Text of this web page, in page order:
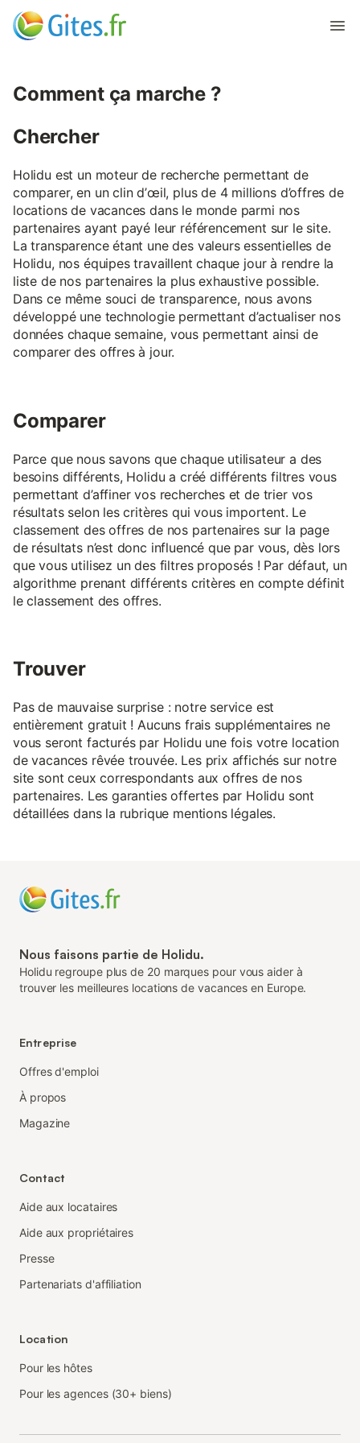
Comment ça marche ?
Chercher
Holidu est un moteur de recherche permettant de
comparer, en un clin d’œil, plus de 4 millions d’offres de
locations de vacances dans le monde parmi nos
partenaires ayant payé leur référencement sur le site.
La transparence étant une des valeurs essentielles de
Holidu, nos équipes travaillent chaque jour à rendre la
liste de nos partenaires la plus exhaustive possible.
Dans ce même souci de transparence, nous avons
développé une technologie permettant d’actualiser nos
données chaque semaine, vous permettant ainsi de
comparer des offres à jour.
Comparer
Parce que nous savons que chaque utilisateur a des
besoins différents, Holidu a créé différents filtres vous
permettant d’affiner vos recherches et de trier vos
résultats selon les critères qui vous importent. Le
classement des offres de nos partenaires sur la page
de résultats n’est donc influencé que par vous, dès lors
que vous utilisez un des filtres proposés ! Par défaut, un
algorithme prenant différents critères en compte définit
le classement des offres.
Trouver
Pas de mauvaise surprise : notre service est
entièrement gratuit ! Aucuns frais supplémentaires ne
vous seront facturés par Holidu une fois votre location
de vacances rêvée trouvée. Les prix affichés sur notre
site sont ceux correspondants aux offres de nos
partenaires. Les garanties offertes par Holidu sont
détaillées dans la rubrique mentions légales.
Nous faisons partie de Holidu.
Holidu regroupe plus de 20 marques pour vous aider à
trouver les meilleures locations de vacances en Europe.
Entreprise
Offres d'emploi
À propos
Magazine
Contact
Aide aux locataires
Aide aux propriétaires
Presse
Partenariats d'affiliation
Location
Pour les hôtes
Pour les agences (30+ biens)